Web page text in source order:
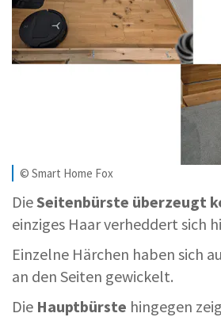
© Smart Home Fox
DieSeitenbürste überzeugt
einziges Haar verheddert sich
Einzelne Härchen haben sich
an den Seiten gewickelt.
Die Hauptbürste hingegen